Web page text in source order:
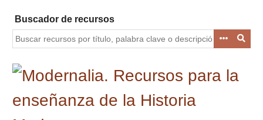
contenido
principal
Buscador de recursos